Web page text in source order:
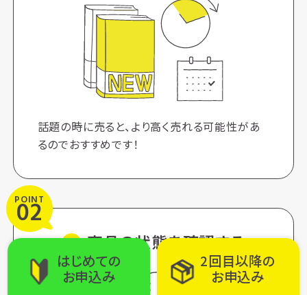
はじめての
お申込み
2回目以降の
お申込み
話題の時に売ると、より高く売れる可能性があ
るのでおすすめです！
POINT
02
商品の状態を確認する